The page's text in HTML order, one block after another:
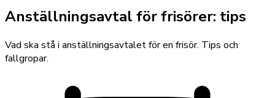
Anställningsavtal för frisörer: tips
Vad ska stå i anställningsavtalet för en frisör. Tips och
fallgropar.